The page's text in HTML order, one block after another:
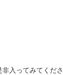
入ってみてくださ